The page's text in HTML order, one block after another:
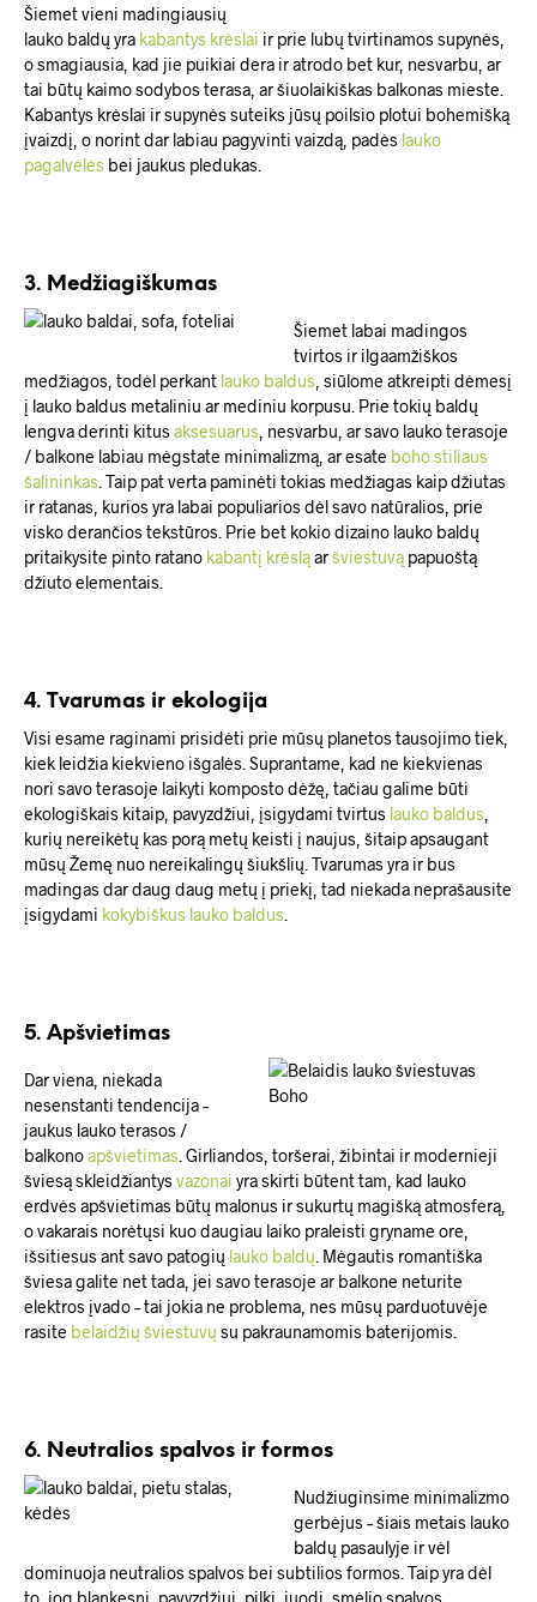
Šiemet vieni madingiausių
lauko baldų yra kabantys krėslai ir prie lubų tvirtinamos supynės,
o smagiausia, kad jie puikiai dera ir atrodo bet kur, nesvarbu, ar
tai būtų kaimo sodybos terasa, ar šiuolaikiškas balkonas mieste.
Kabantys krėslai ir supynės suteiks jūsų poilsio plotui bohemišką
įvaizdį, o norint dar labiau pagyvinti vaizdą, padės lauko
pagalvėlės bei jaukus pledukas.
3. Medžiagiškumas
Šiemet labai madingos
tvirtos ir ilgaamžiškos
medžiagos, todėl perkant lauko baldus, siūlome atkreipti dėmesį
į lauko baldus metaliniu ar mediniu korpusu. Prie tokių baldų
lengva derinti kitusaksesuarus, nesvarbu, ar savo lauko terasoje
/ balkone labiau mėgstate minimalizmą, ar esate boho stiliaus
šalininkas. Taip pat verta paminėti tokias medžiagas kaip džiutas
ir ratanas, kurios yra labai populiarios dėl savo natūralios, prie
visko derančios tekstūros. Prie bet kokio dizaino lauko baldų
pritaikysite pinto ratano kabantį krėsląaršviestuvą papuoštą
džiuto elementais.
4. Tvarumas ir ekologija
Visi esame raginami prisidėti prie mūsų planetos tausojimo tiek,
kiek leidžia kiekvieno išgalės. Suprantame, kad ne kiekvienas
nori savo terasoje laikyti komposto dėžę, tačiau galime būti
ekologiškais kitaip, pavyzdžiui, įsigydami tvirtus lauko baldus,
kurių nereikėtų kas porą metų keisti į naujus, šitaip apsaugant
mūsų Žemę nuo nereikalingų šiukšlių. Tvarumas yra ir bus
madingas dar daug daug metų į priekį, tad niekada neprašausite
įsigydami kokybiškus lauko baldus.
5. Apšvietimas
Dar viena, niekada
nesenstanti tendencija –
jaukus lauko terasos /
balkonoapšvietimas. Girliandos, toršerai, žibintai ir modernieji
šviesą skleidžiantysvazonai yra skirti būtent tam, kad lauko
erdvės apšvietimas būtų malonus ir sukurtų magišką atmosferą,
o vakarais norėtųsi kuo daugiau laiko praleisti gryname ore,
išsitiesus ant savo patogių lauko baldų. Mėgautis romantiška
šviesa galite net tada, jei savo terasoje ar balkone neturite
elektros įvado – tai jokia ne problema, nes mūsų parduotuvėje
rasite belaidžių šviestuvų su pakraunamomis baterijomis.
6. Neutralios spalvos ir formos
Nudžiuginsime minimalizmo
gerbėjus – šiais metais lauko
baldų pasaulyje ir vėl
dominuoja neutralios spalvos bei subtilios formos. Taip yra dėl
to, jog blankesni, pavyzdžiui, pilki, juodi, smėlio spalvos